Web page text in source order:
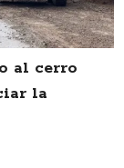
al cerro
la